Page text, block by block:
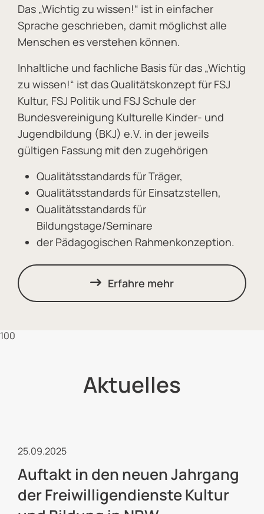
Das „Wichtig zu wissen!“ ist in einfacher
Sprache geschrieben, damit möglichst alle
Menschen es verstehen können.
Inhaltliche und fachliche Basis für das „Wichtig
zu wissen!“ ist das Qualitätskonzept für FSJ
Kultur, FSJ Politik und FSJ Schule der
Bundesvereinigung Kulturelle Kinder- und
Jugendbildung (BKJ) e.V. in der jeweils
gültigen Fassung mit den zugehörigen
Qualitätsstandards für Träger,
Qualitätsstandards für Einsatzstellen,
Qualitätsstandards für
Bildungstage/Seminare
der Pädagogischen Rahmenkonzeption.
Erfahre mehr
100
Aktuelles
25.09.2025
Auftakt in den neuen Jahrgang
der Freiwilligendienste Kultur